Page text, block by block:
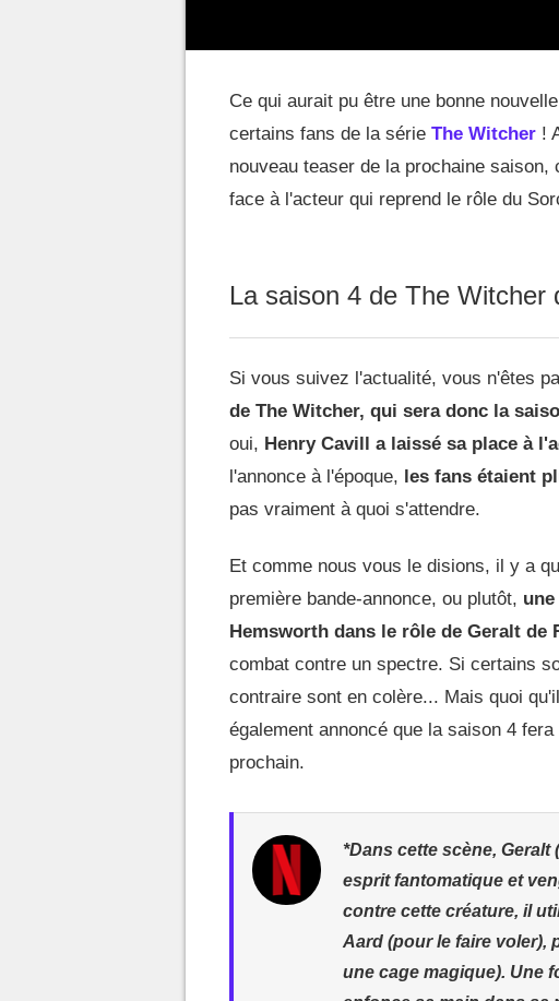
Ce qui aurait pu être une bonne
certains fans de la série The Witcher !
nouveau teaser de la prochaine
face à l'acteur qui reprend le rôle du
La saison 4 de The Witcher
Si vous suivez l'actualité, vous n'êtes
de The Witcher, qui sera donc la
oui, Henry Cavill a laissé sa place à
l'annonce à l'époque, les fans étaient
pas vraiment à quoi s'attendre.
Et comme nous vous le disions, il y a
première bande-annonce, ou plutôt,
Hemsworth dans le rôle de Geralt de
combat contre un spectre. Si certains
contraire sont en colère... Mais quoi
également annoncé que la saison 4
prochain.
*Dans cette scène,
esprit fantomatique et
contre cette créature, il
Aard (pour le faire voler),
une cage magique). Une